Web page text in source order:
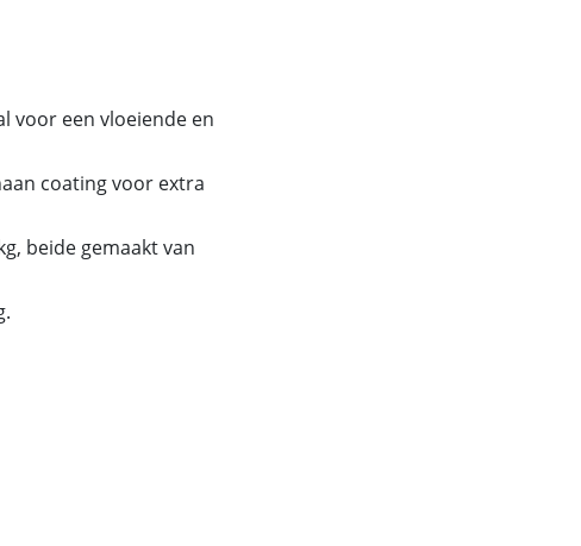
voor een vloeiende en
coating voor extra
beide gemaakt van